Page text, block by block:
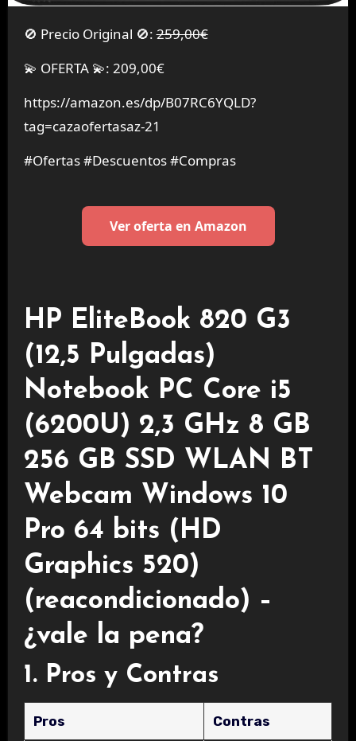
🚫 Precio Original 🚫:259,00€
💫 OFERTA 💫: 209,00€
https://amazon.es/dp/B07RC6YQLD?
tag=cazaofertasaz-21
#Ofertas #Descuentos #Compras
Ver oferta en Amazon
HP EliteBook 820 G3
(12,5 Pulgadas)
Notebook PC Core i5
(6200U) 2,3 GHz 8 GB
256 GB SSD WLAN BT
Webcam Windows 10
Pro 64 bits (HD
Graphics 520)
(reacondicionado) –
¿vale la pena?
1. Pros y Contras
Pros Contras